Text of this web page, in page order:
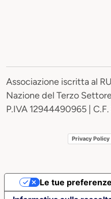
Associazione iscritta al
Nazione del Terzo
P.IVA 12944490965 |
Privacy Policy
Le tue